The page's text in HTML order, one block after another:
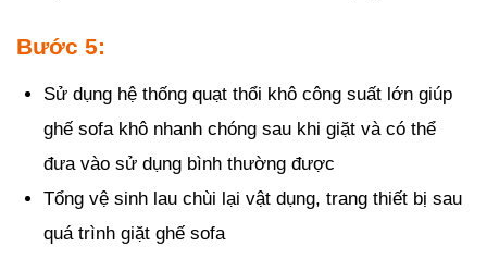
Bước 5:
Sử dụng hệ thống quạt thổi khô công suất lớn giúp
ghế sofa khô nhanh chóng sau khi giặt và có thể
đưa vào sử dụng bình thường được
Tổng vệ sinh lau chùi lại vật dụng, trang thiết bị sau
quá trình giặt ghế sofa